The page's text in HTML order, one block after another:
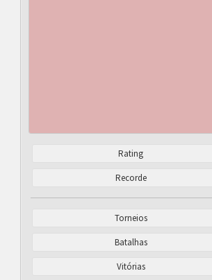
Rating
Recorde
Torneios
Batalhas
Vitórias